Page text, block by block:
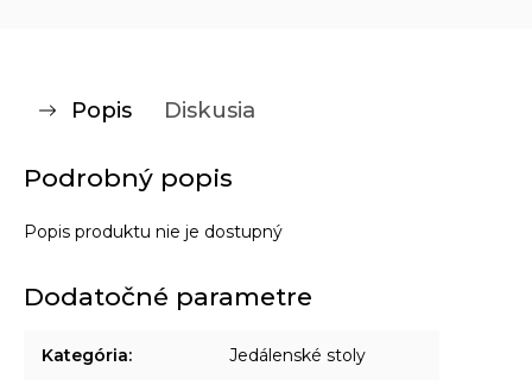
Popis Diskusia
Podrobný popis
Popis produktu nie je dostupný
Dodatočné parametre
Kategória: Jedálenské stoly